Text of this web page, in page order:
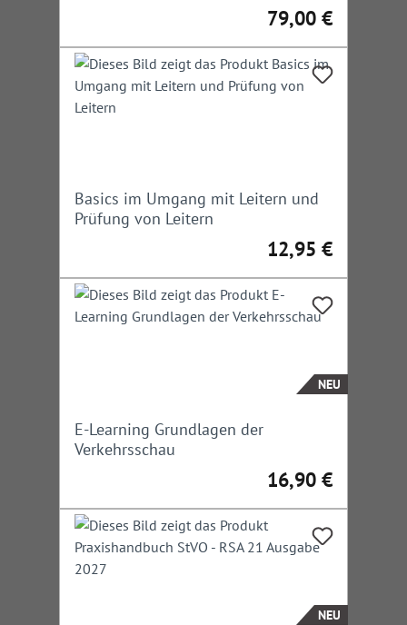
Regulärer Preis:
79,00 €
Basics im Umgang mit Leitern und
Prüfung von Leitern
Regulärer Preis:
12,95 €
NEU
E-Learning Grundlagen der
Verkehrsschau
Regulärer Preis:
16,90 €
NEU